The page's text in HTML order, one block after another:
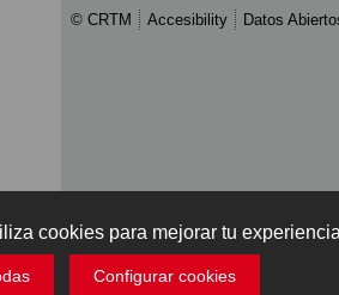
cookies para mejorar tu
Configurar cookies
© CRTM Accesibility Datos